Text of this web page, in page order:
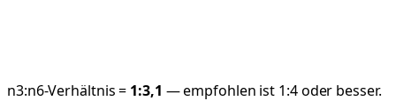
n3:n6-Verhältnis = 1:3,1 — empfohlen ist 1:4 oder besser.